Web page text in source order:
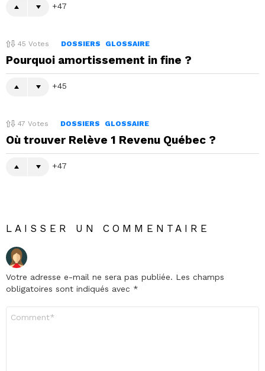
47
45 Votes DOSSIERS GLOSSAIRE
Pourquoi amortissement in fine ?
45
47 Votes DOSSIERS GLOSSAIRE
Où trouver Relève 1 Revenu Québec ?
47
LAISSER UN COMMENTAIRE
Votre adresse e-mail ne sera pas publiée. Les champs
obligatoires sont indiqués avec *